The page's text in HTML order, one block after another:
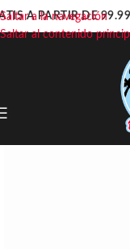
Saltar a la navegación
Saltar al contenido
A PARTIR DE